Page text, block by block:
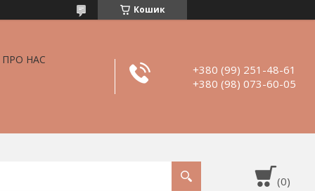
Кошик
ПРО НАС
+380 (99) 251-48-61
+380 (98) 073-60-05